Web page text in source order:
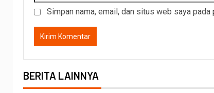
Simpan nama, email, dan situs web saya
BERITA LAINNYA